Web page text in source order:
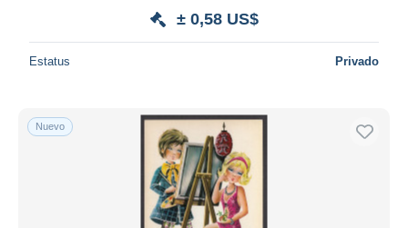
± 0,58 US$
Estatus Privado
Nuevo